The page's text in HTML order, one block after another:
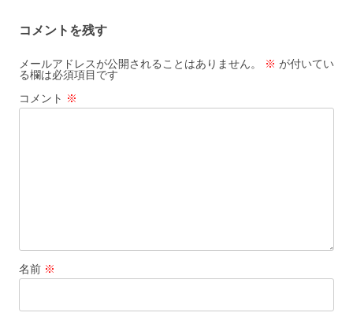
コメントを残す
メールアドレスが公開されることはありません。 ※ が付いてい
る欄は必須項目です
コメント ※
名前 ※